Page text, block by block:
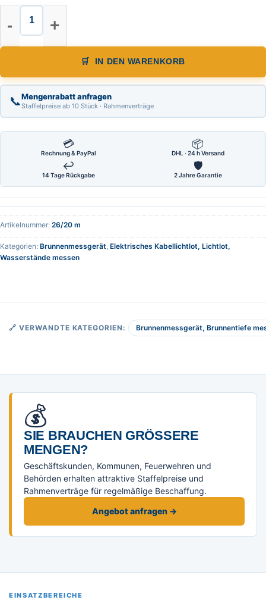
Kabellichtlot Länge 20 m, Lichtlot,
IN DEN WARENKORB
📞Mengenrabatt anfragen
Staffelpreise ab 10 Stück · Rahmenverträge
💳
Rechnung & PayPal
📦
DHL · 24 h Versand
↩
14 Tage Rückgabe
🛡
2 Jahre Garantie
Artikelnummer: 26/20 m
Kategorien: Brunnenmessgerät Elektrisches Kabellichtlot, Lichtlot,
Wasserstände messen
🔗 VERWANDTE KATEGORIEN: Brunnenmessgerät, Brunnentiefe
💰
SIE BRAUCHEN GRÖSSERE M
ENGEN?
Geschäftskunden, Kommunen, Feuerwehren und
Behörden erhalten attraktive Staffelpreise und
Rahmenverträge für regelmäßige Beschaffung.
Angebot anfragen →
EINSATZBEREICHE